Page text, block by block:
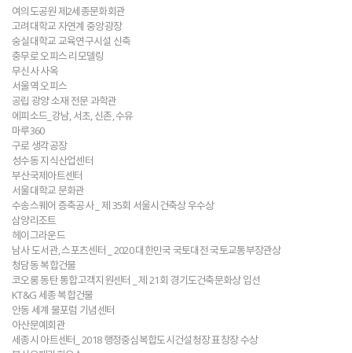
여의도공원 제2세종문화회관
고려대학교 자연계 중앙광장
숭실대학교 교육연구시설 신축
충무로 오피스 리모델링
무신사 사옥
서울역 오피스
공립 광양 소재 전문 과학관
에피소드_강남, 서초, 신촌, 수유
마루360
구로 생각공장
성수동 지식산업센터
부산국제아트센터
서울대학교 문화관
수송스퀘어 증축공사 _ 제 35회 서울시건축상 우수상
삼양리조트
헤이그라운드
남사 도서관, 스포츠센터 _ 2020 대한민국 국토대전 국토교통부장관상
청담동 복합건물
코오롱 동탄 통합고객지원센터 _ 제 21회 경기도건축문화상 입선
KT&G 세종 복합건물
안동 세계 물포럼 기념센터
아산문예회관
세종시 아트센터_ 2018 행정중심복합도시건설청장 표창장 수상